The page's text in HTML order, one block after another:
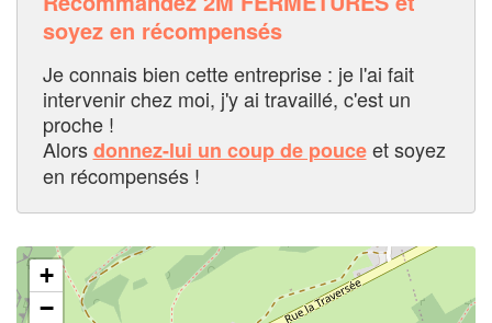
soyez en récompensés
Je connais bien cette entreprise : je l'ai fait
intervenir chez moi, j'y ai travaillé, c'est un
proche !
Alorsdonnez-lui un coup de pouceet soyez
en récompensés !
+
−